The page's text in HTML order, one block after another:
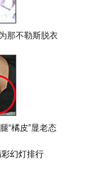
那不勒斯脱衣
“橘皮”显老态
幻灯排行